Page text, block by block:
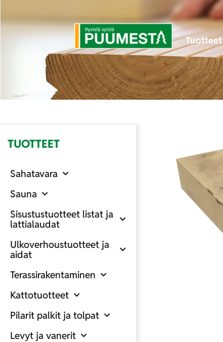
Tuotteet
TUOTTEET
Sahatavara
Sauna
Sisustustuotteet listat ja
lattialaudat
Ulkoverhoustuotteet ja
aidat
Terassirakentaminen
Kattotuotteet
Pilarit palkit ja tolpat
Levyt ja vanerit